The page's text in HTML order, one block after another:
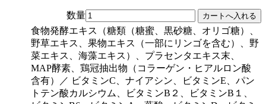
数量
食物発酵エキス（糖類（糖蜜、黒砂糖、オリゴ糖）、
野草エキス、果物エキス（一部にリンゴを含む）、野
菜エキス、海藻エキス）、プラセンタエキス末、
MAP酵素、鶏冠抽出物（コラーゲン・ヒアルロン酸
含有）／ ビタミンC、ナイアシン、ビタミンE、パン
トテン酸カルシウム、ビタミンB２、ビタミンB１、